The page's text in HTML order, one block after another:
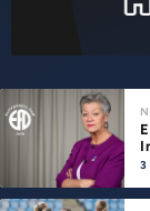
3